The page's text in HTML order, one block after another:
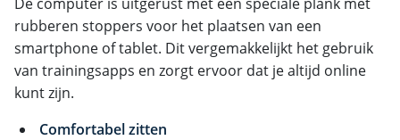
rubberen stoppers voor het plaatsen van een
smartphone of tablet. Dit vergemakkelijkt het gebruik
van trainingsapps en zorgt ervoor dat je altijd online
kunt zijn.
Comfortabel zitten